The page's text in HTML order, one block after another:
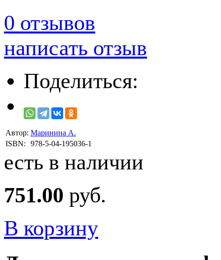
0 отзывов
написать отзыв
Поделиться:
Автор: Маринина А.
ISBN:
978-5-04-195036-1
есть в наличии
751.00 руб.
В корзину